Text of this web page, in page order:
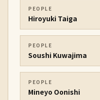
PEOPLE
Hiroyuki Taiga
PEOPLE
Soushi Kuwajima
PEOPLE
Mineyo Oonishi